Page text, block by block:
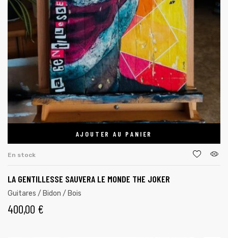
AJOUTER AU PANIER
En stock
LA GENTILLESSE SAUVERA LE MONDE THE JOKER
Guitares / Bidon / Bois
400,00 €